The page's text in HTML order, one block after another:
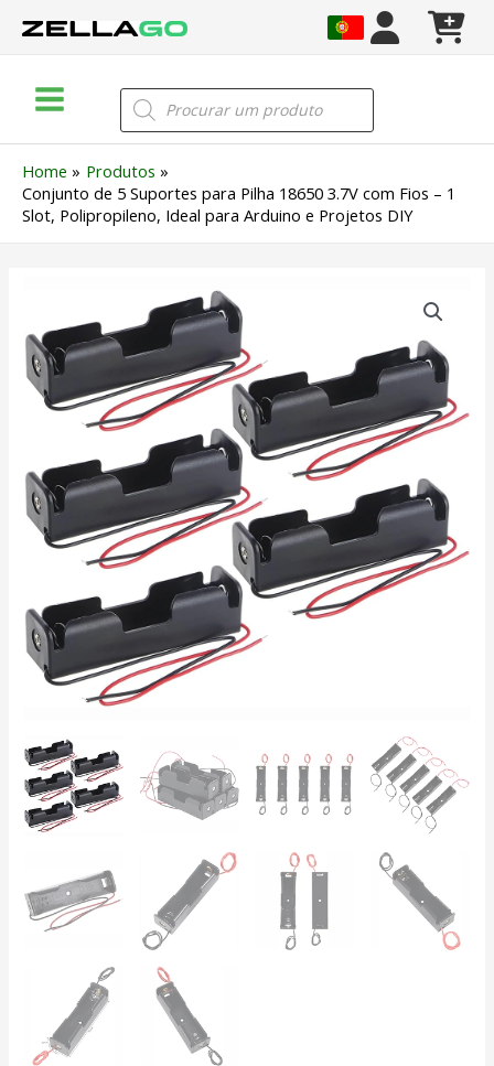
Menu
Products
search
Home
Produtos
Conjunto de 5 Suportes para Pilha 18650 3.7V com Fios – 1
Slot, Polipropileno, Ideal para Arduino e Projetos DIY
Conjunto
de
5
Suportes
Pilha
18650
3.7V
com
1
Slot,
Polipropileno,
Ideal
Arduino
e
Projetos
DIY